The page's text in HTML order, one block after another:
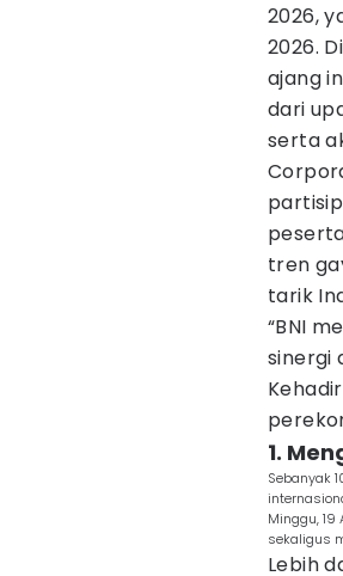
2026,
2026.
ajang
dari
serta
tren
tarik
“BNI
sinergi
1.
Sebanyak
Minggu,
sekaligus
Lebih